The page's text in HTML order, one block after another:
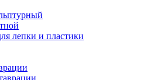
лепки и пластики